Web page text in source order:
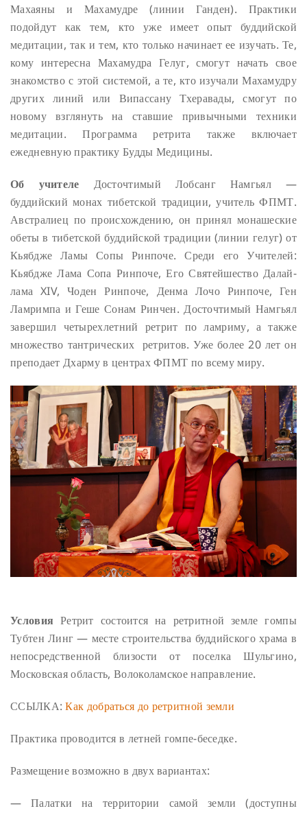
Махаяны и Махамудре (линии Ганден). Практики
подойдут как тем, кто уже имеет опыт буддийской
медитации, так и тем, кто только начинает ее изучать. Те,
кому интересна Махамудра Гелуг, смогут начать свое
знакомство с этой системой, а те, кто изучали Махамудру
других линий или Випассану Тхеравады, смогут по
новому взглянуть на ставшие привычными техники
медитации. Программа ретрита также включает
ежедневную практику Будды Медицины.
Об учителе Досточтимый Лобсанг Намгьял —
буддийский монах тибетской традиции, учитель ФПМТ.
Австралиец по происхождению, он принял монашеские
обеты в тибетской буддийской традиции (линии гелуг) от
Кьябдже Ламы Сопы Ринпоче. Среди его Учителей:
Кьябдже Лама Сопа Ринпоче, Его Святейшество Далай-
лама XIV, Чоден Ринпоче, Денма Лочо Ринпоче, Ген
Ламримпа и Геше Сонам Ринчен. Досточтимый Намгьял
завершил четырехлетний ретрит по ламриму, а также
множество тантрических ретритов. Уже более 20 лет он
преподает Дхарму в центрах ФПМТ по всему миру.
Условия Ретрит состоится на ретритной земле гомпы
Тубтен Линг — месте строительства буддийского храма в
непосредственной близости от поселка Шульгино,
Московская область, Волоколамское направление.
ССЫЛКА:Как добраться до ретритной земли
Практика проводится в летней гомпе-беседке.
Размещение возможно в двух вариантах:
— Палатки на территории самой земли (доступны